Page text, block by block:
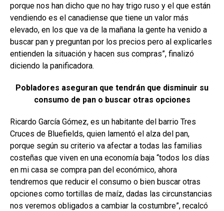
porque nos han dicho que no hay trigo ruso y el que están
vendiendo es el canadiense que tiene un valor más
elevado, en los que va de la mañana la gente ha venido a
buscar pan y preguntan por los precios pero al explicarles
entienden la situación y hacen sus compras”, finalizó
diciendo la panificadora.
Pobladores aseguran que tendrán que disminuir su
consumo de pan o buscar otras opciones
Ricardo García Gómez, es un habitante del barrio Tres
Cruces de Bluefields, quien lamentó el alza del pan,
porque según su criterio va afectar a todas las familias
costeñas que viven en una economía baja “todos los días
en mi casa se compra pan del económico, ahora
tendremos que reducir el consumo o bien buscar otras
opciones como tortillas de maíz, dadas las circunstancias
nos veremos obligados a cambiar la costumbre”, recalcó